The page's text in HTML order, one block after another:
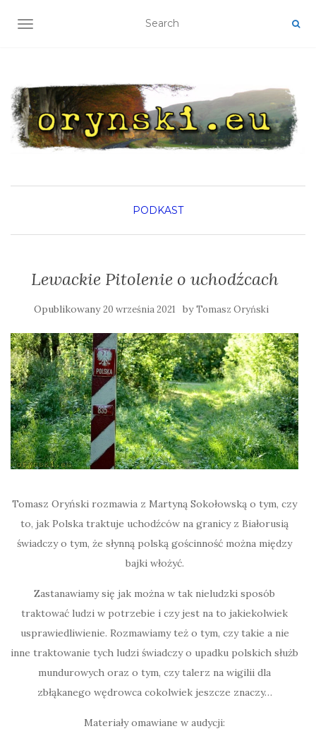
TOGGLE NAVIGATION
PODKAST
Lewackie Pitolenie o uchodźcach
Opublikowany20 września 2021 byTomasz Oryński
Tomasz Oryński rozmawia z Martyną Sokołowską o tym, czy
to, jak Polska traktuje uchodźców na granicy z Białorusią
świadczy o tym, że słynną polską gościnność można między
bajki włożyć.
Zastanawiamy się jak można w tak nieludzki sposób
traktować ludzi w potrzebie i czy jest na to jakiekolwiek
usprawiedliwienie. Rozmawiamy też o tym, czy takie a nie
inne traktowanie tych ludzi świadczy o upadku polskich służb
mundurowych oraz o tym, czy talerz na wigilii dla
zbłąkanego wędrowca cokolwiek jeszcze znaczy…
Materiały omawiane w audycji: